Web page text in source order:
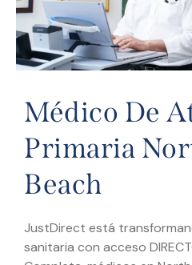
Médico De
Primaria
Beach
JustDirect está
sanitaria con acceso